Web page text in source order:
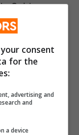
Guido
del
-,
consent
for the
advertising and
and
a device